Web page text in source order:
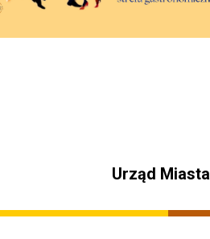
Urząd Miasta